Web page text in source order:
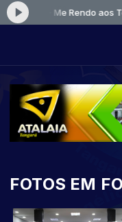
pés Tocando agora:
FOTOS EM